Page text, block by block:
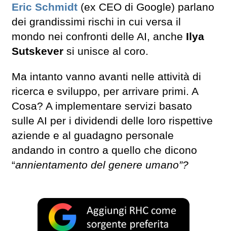
Eric Schmidt (ex CEO di Google) parlano
dei grandissimi rischi in cui versa il
mondo nei confronti delle AI, anche Ilya
Sutskever si unisce al coro.
Ma intanto vanno avanti nelle attività di
ricerca e sviluppo, per arrivare primi. A
Cosa? A implementare servizi basato
sulle AI per i dividendi delle loro rispettive
aziende e al guadagno personale
andando in contro a quello che dicono
“annientamento del genere umano”?